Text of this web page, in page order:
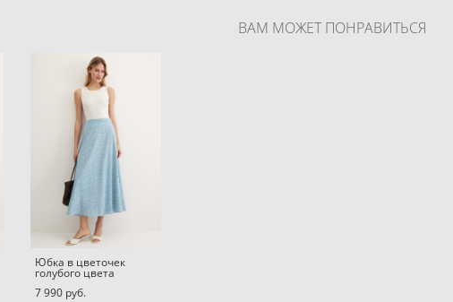
ВАМ МОЖЕТ ПОНРАВИТЬСЯ
Юбка в цветочек
голубого цвета
7 990 pуб.